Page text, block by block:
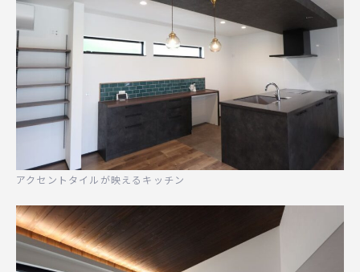
アクセントタイルが映えるキッチン